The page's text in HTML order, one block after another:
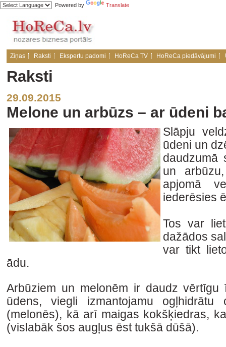
Powered by Translate
Ziņas Raksti Ekspertu padomi HoReCa TV HoReCa piedāvājumi
Raksti
29.09.2015
Melone un arbūzs – ar ūdeni
Slāpju
ūdeni un
daudzumā
un
apjomā
iederēsies
Tos var
dažādos
var tikt
ādu.
Arbūziem un melonēm ir daudz
ūdens, viegli izmantojamu
(melonēs), kā arī maigas kokšķiedras,
(vislabāk šos augļus ēst tukšā dūšā).